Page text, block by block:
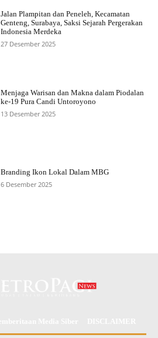
Jalan Plampitan dan Peneleh, Kecamatan
Genteng, Surabaya, Saksi Sejarah Pergerakan
Indonesia Merdeka
27 Desember 2025
Menjaga Warisan dan Makna dalam Piodalan
ke-19 Pura Candi Untoroyono
13 Desember 2025
Branding Ikon Lokal Dalam MBG
6 Desember 2025